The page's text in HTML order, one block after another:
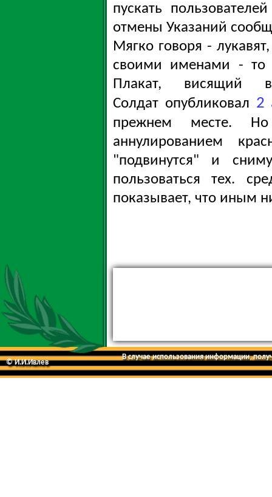
пускать
отмены Указаний
Мягко говоря -
своими именами - то
Плакат, висящий
Солдат опубликовал 2
прежнем месте.
аннулированием
"подвинутся" и
пользоваться тех.
показывает, что иным
© И.И.Ивлев
В случае использования информации,